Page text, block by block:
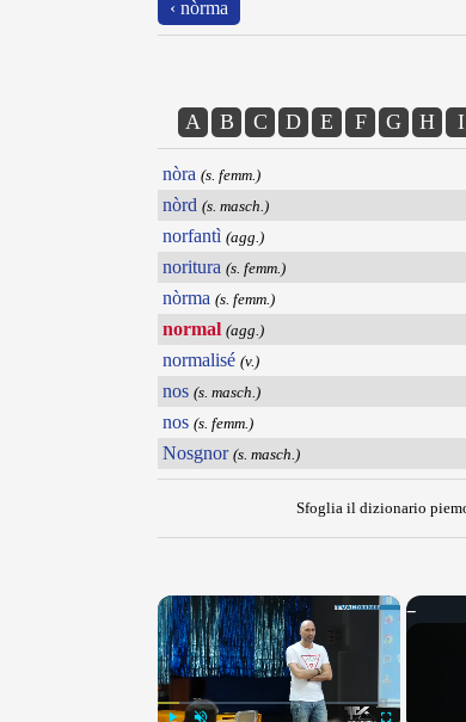
‹ nòrma
A B C D E F G H I
nòra (s. femm.)
nòrd (s. masch.)
norfantì (agg.)
noritura (s. femm.)
nòrma (s. femm.)
normal (agg.)
normalisé (v.)
nos (s. masch.)
nos (s. femm.)
Nosgnor (s. masch.)
Sfoglia il dizionario
×